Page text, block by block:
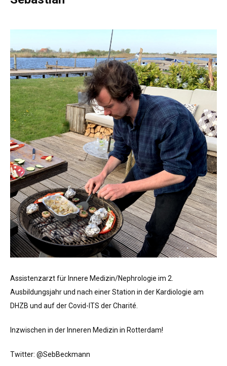
Assistenzarzt für Innere Medizin/Nephrologie im 2.
Ausbildungsjahr und nach einer Station in der Kardiologie am
DHZB und auf der Covid-ITS der Charité.
Inzwischen in der Inneren Medizin in Rotterdam!
Twitter: @SebBeckmann